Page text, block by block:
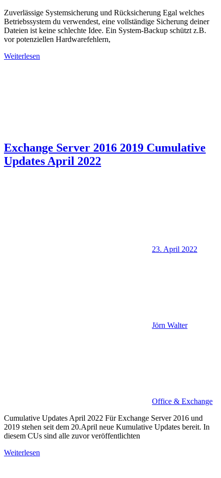
Zuverlässige Systemsicherung und Rücksicherung Egal welches
Betriebssystem du verwendest, eine vollständige Sicherung deiner
Dateien ist keine schlechte Idee. Ein System-Backup schützt z.B.
vor potenziellen Hardwarefehlern,
Weiterlesen
Exchange Server 2016 2019 Cumulative
Updates April 2022
23. April 2022
Jörn Walter
Office & Exchange
Cumulative Updates April 2022 Für Exchange Server 2016 und
2019 stehen seit dem 20.April neue Kumulative Updates bereit. In
diesem CUs sind alle zuvor veröffentlichten
Weiterlesen